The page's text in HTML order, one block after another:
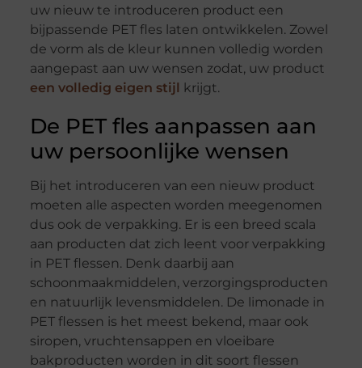
uw nieuw te introduceren product een
bijpassende PET fles laten ontwikkelen. Zowel
de vorm als de kleur kunnen volledig worden
aangepast aan uw wensen zodat, uw product
een volledig eigen stijl krijgt.
De PET fles aanpassen aan
uw persoonlijke wensen
Bij het introduceren van een nieuw product
moeten alle aspecten worden meegenomen
dus ook de verpakking. Er is een breed scala
aan producten dat zich leent voor verpakking
in PET flessen. Denk daarbij aan
schoonmaakmiddelen, verzorgingsproducten
en natuurlijk levensmiddelen. De limonade in
PET flessen is het meest bekend, maar ook
siropen, vruchtensappen en vloeibare
bakproducten worden in dit soort flessen